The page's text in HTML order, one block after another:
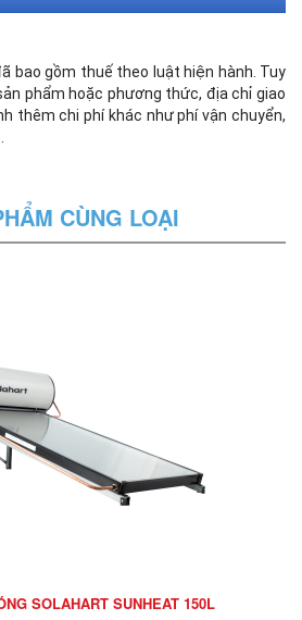
bao gồm thuế theo luật hiện hành. Tuy
phẩm hoặc phương thức, địa chỉ giao
thêm chi phí khác như phí vận chuyển,
CÙNG LOẠI
SOLAHART SUNHEAT 150L